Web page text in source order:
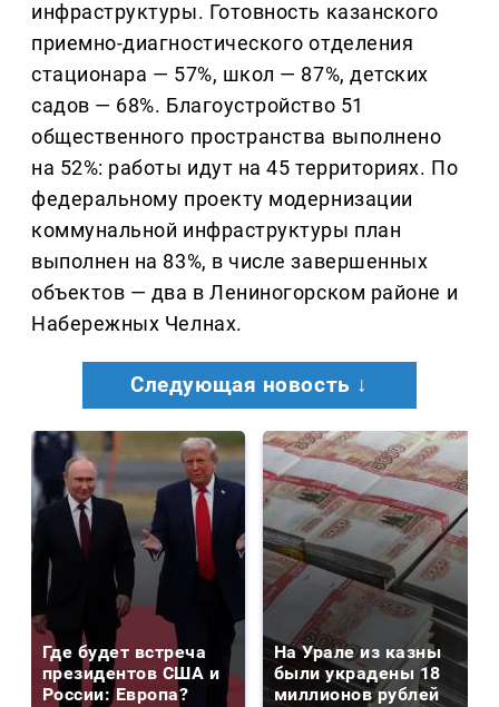
инфраструктуры. Готовность казанского
приемно-диагностического отделения
стационара — 57%, школ — 87%, детских
садов — 68%. Благоустройство 51
общественного пространства выполнено
на 52%: работы идут на 45 территориях. По
федеральному проекту модернизации
коммунальной инфраструктуры план
выполнен на 83%, в числе завершенных
объектов — два в Лениногорском районе и
Набережных Челнах.
Следующая новость ↓
Где будет встреча
президентов США и
России: Европа?
На Урале из казны
были украдены 18
миллионов рублей